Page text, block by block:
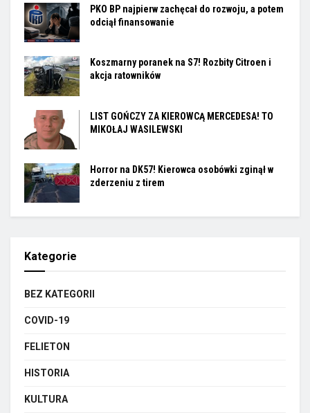
PKO BP najpierw zachęcał do rozwoju, a potem
odciął finansowanie
Koszmarny poranek na S7! Rozbity Citroen i
akcja ratowników
LIST GOŃCZY ZA KIEROWCĄ MERCEDESA! TO
MIKOŁAJ WASILEWSKI
Horror na DK57! Kierowca osobówki zginął w
zderzeniu z tirem
Kategorie
BEZ KATEGORII
COVID-19
FELIETON
HISTORIA
KULTURA